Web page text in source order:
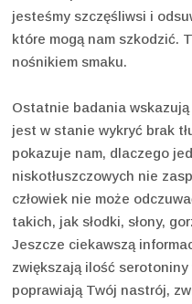
jesteśmy szczęśliwsi i
które mogą nam szkodzić.
nośnikiem smaku.
Ostatnie badania wskazują
jest w stanie wykryć brak
pokazuje nam, dlaczego
niskotłuszczowych nie
człowiek nie może
takich, jak słodki, słony,
Jeszcze ciekawszą
zwiększają ilość serotoniny
poprawiają Twój nastrój,